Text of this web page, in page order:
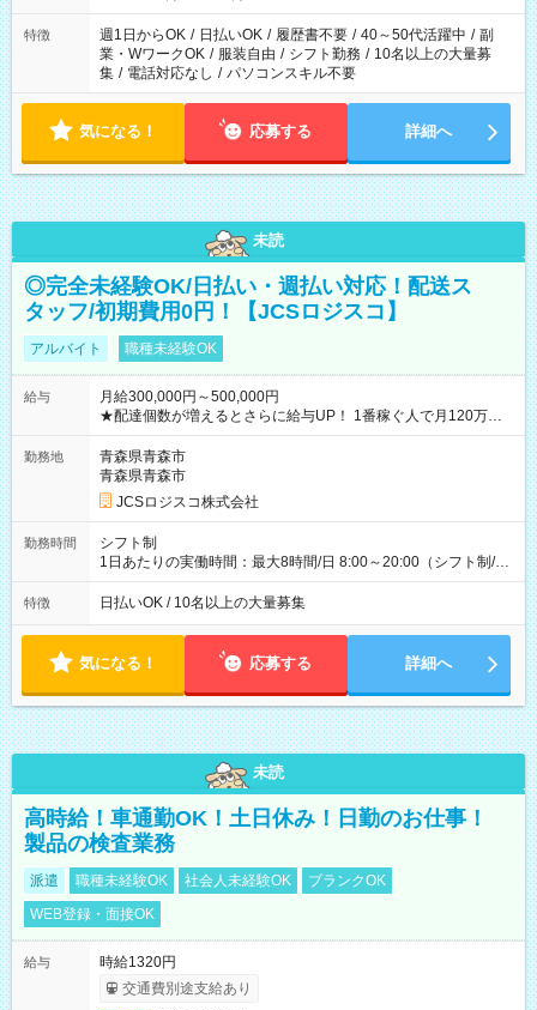
特徴 週1日からOK / 日払いOK / 履歴書不要 / 40～50代活躍中 / 副
業・WワークOK / 服装自由 / シフト勤務 / 10名以上の大量募
集 / 電話対応なし / パソコンスキル不要
気になる！ 応募する 詳細へ
未読
◎完全未経験OK/日払い・週払い対応！配送ス
タッフ/初期費用0円！【JCSロジスコ】
アルバイト 職種未経験OK
給与
月給300,000円～500,000円
★配達個数が増えるとさらに給与UP！ 1番稼ぐ人で月120万ほ
ど！ ・主要都市エリア 月収55万円／週5日稼働 月収65万~112
万円／週6日稼働 ・地方郊外エリア 月収40万円／週5日稼働 月
収40万円~50万円／週6日稼働 ＜モデルイメージ＞ ■月収50万
円 (27歳男性/江東区在住)※元建築関係 1日150個配達×25日勤務
(日休み) ■月収80万円(43歳男性/墨田区在住)※元営業 1日200個
勤務地
青森県青森市
青森県青森市
JCSロジスコ株式会社
勤務時間
シフト制
1日あたりの実働時間：最大8時間/日 8:00～20:00（シフト制/実
働8時間） ※週5日勤務（場所次第では週4も有り） ※配達状況
によって時間外での勤務可能性有り ※案件により多少の前後あ
特徴 日払いOK / 10名以上の大量募集
気になる！ 応募する 詳細へ
未読
高時給！車通勤OK！土日休み！日勤のお仕事！
製品の検査業務
派遣 職種未経験OK 社会人未経験OK
ブランクOK
WEB登録・面接OK
給与
時給1320円
交通費別途支給あり